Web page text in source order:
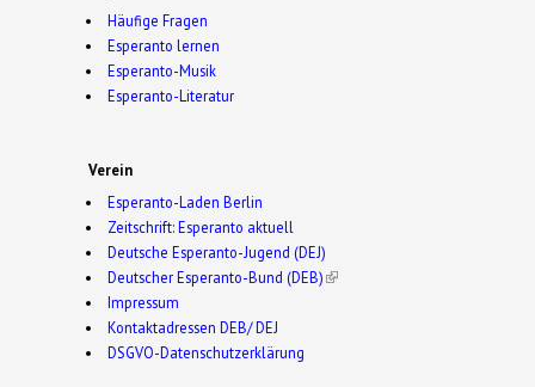
Häufige Fragen
Esperanto lernen
Esperanto-Musik
Esperanto-Literatur
Verein
Esperanto-Laden Berlin
Zeitschrift: Esperanto aktuell
Deutsche Esperanto-Jugend (DEJ)
Deutscher Esperanto-Bund (DEB)(link is external)
Impressum
Kontaktadressen DEB/ DEJ
DSGVO-Datenschutzerklärung